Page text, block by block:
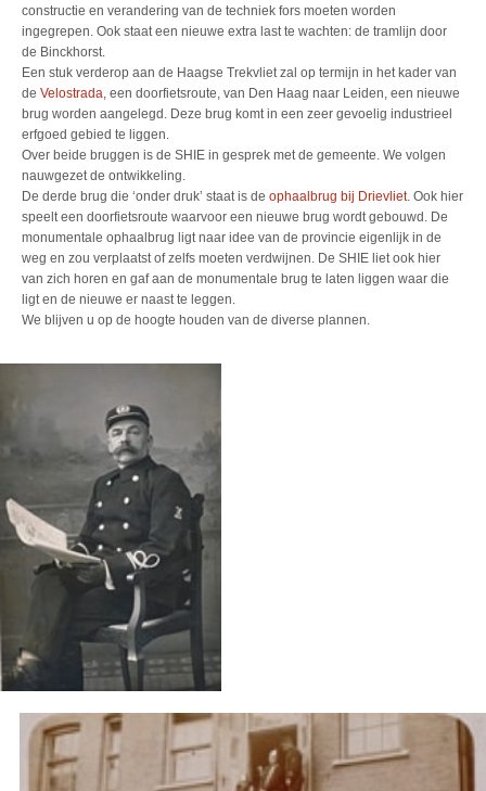
constructie en verandering van de techniek fors moeten worden
ingegrepen. Ook staat een nieuwe extra last te wachten: de tramlijn door
de Binckhorst.
Een stuk verderop aan de Haagse Trekvliet zal op termijn in het kader van
de Velostrada, een doorfietsroute, van Den Haag naar Leiden, een nieuwe
brug worden aangelegd. Deze brug komt in een zeer gevoelig industrieel
erfgoed gebied te liggen.
Over beide bruggen is de SHIE in gesprek met de gemeente. We volgen
nauwgezet de ontwikkeling.
De derde brug die ‘onder druk’ staat is de ophaalbrug bij Drievliet. Ook hier
speelt een doorfietsroute waarvoor een nieuwe brug wordt gebouwd. De
monumentale ophaalbrug ligt naar idee van de provincie eigenlijk in de
weg en zou verplaatst of zelfs moeten verdwijnen. De SHIE liet ook hier
van zich horen en gaf aan de monumentale brug te laten liggen waar die
ligt en de nieuwe er naast te leggen.
We blijven u op de hoogte houden van de diverse plannen.